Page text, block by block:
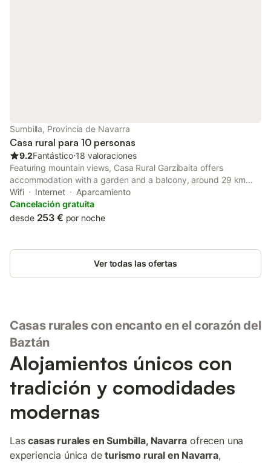
Sumbilla, Provincia de Navarra
Casa rural para 10 personas
9.2Fantástico⋅18 valoraciones
Featuring mountain views, Casa Rural Garzibaita offers
accommodation with a garden and a balcony, around 29 km
from Hendaye Train Station. With river views, this
accommodation features a patio.
Wifi Internet
Aparcamiento
Cancelación gratuita
desde 253 € por noche
Ver todas las ofertas
Casas rurales con encanto en el corazón del
Baztán
Alojamientos únicos con
tradición y comodidades
modernas
Lascasas rurales en Sumbilla, Navarra ofrecen una
experiencia única deturismo rural en Navarra,